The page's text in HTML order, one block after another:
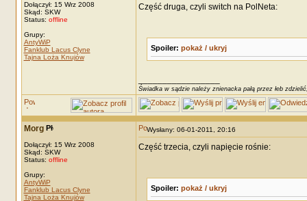
Dołączył: 15 Wrz 2008
Skąd: SKW
Status: offline
Grupy:
AntyWiP
Fanklub Lacus Clyne
Tajna Loża Knujów
Część druga, czyli switch na PolNeta:
Spoiler: pokaż / ukryj
Świadka w sądzie należy znienacka pałą przez łeb
Morg
Dołączył: 15 Wrz 2008
Skąd: SKW
Status: offline
Grupy:
AntyWiP
Fanklub Lacus Clyne
Tajna Loża Knujów
Wysłany: 06-01-2011, 20:16
Część trzecia, czyli napięcie rośnie:
Spoiler: pokaż / ukryj